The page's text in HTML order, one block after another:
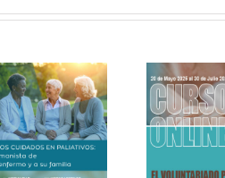
CURSO ONLINE – El
voluntariado paliativo en
la soledad y en el final de
la vida